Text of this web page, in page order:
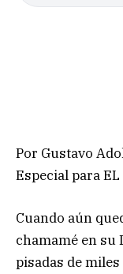
Por Gustavo
Especial para EL
Cuando aún
chamamé en su
pisadas de